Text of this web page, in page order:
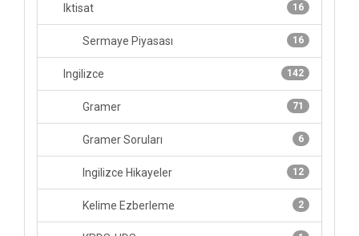
16
Iktisat
16
Sermaye Piyasası
142
Ingilizce
71
Gramer
6
Gramer Soruları
12
Ingilizce Hikayeler
2
Kelime Ezberleme